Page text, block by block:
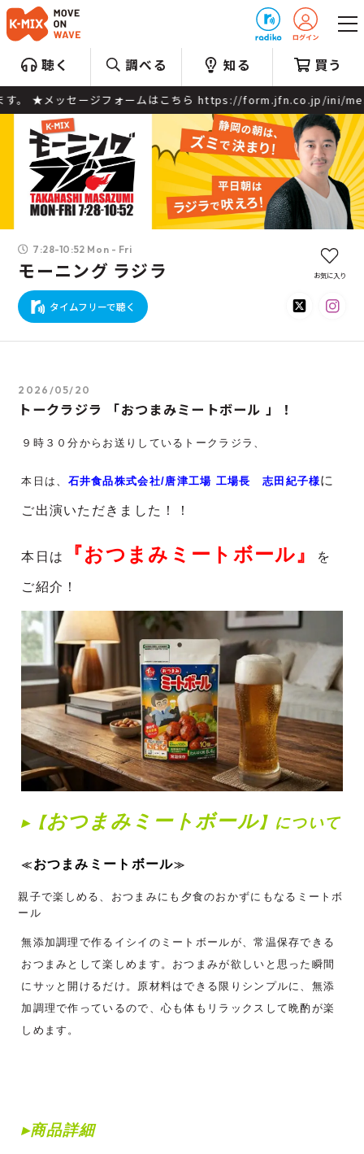
聴く 調べる 知る 買う
★メッセージフォームはこちら https://form.jfn.co.jp/
7:28-10:52 Mon - Fri
モーニング ラジラ
タイムフリーで聴く
お気に入り
2026/05/20
トークラジラ 「おつまみミートボール 」！
９時３０分からお送りしているトークラジラ、
本日は 石井食品株式会社/唐津工場 工場長 志田紀子様に
ご出演いただきました！！
本日は 『おつまみミートボール』 を
ご紹介！
▸【おつまみミートボール】について
≪ おつまみミートボール≫
親子で楽しめる、おつまみにも夕食のおかずにもなるミートボ
ール
無添加調理で作るイシイのミートボールが、常温保存できる
おつまみとして楽しめます。おつまみが欲しいと思った瞬間
にサッと開けるだけ。原材料はできる限りシンプルに、無添
加調理で作っているので、心も体もリラックスして晩酌が楽
しめます。
▸商品詳細